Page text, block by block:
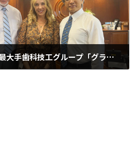
アメリカ最大手歯科技工グループ「グライドウェル」と独占販売店契約を締結